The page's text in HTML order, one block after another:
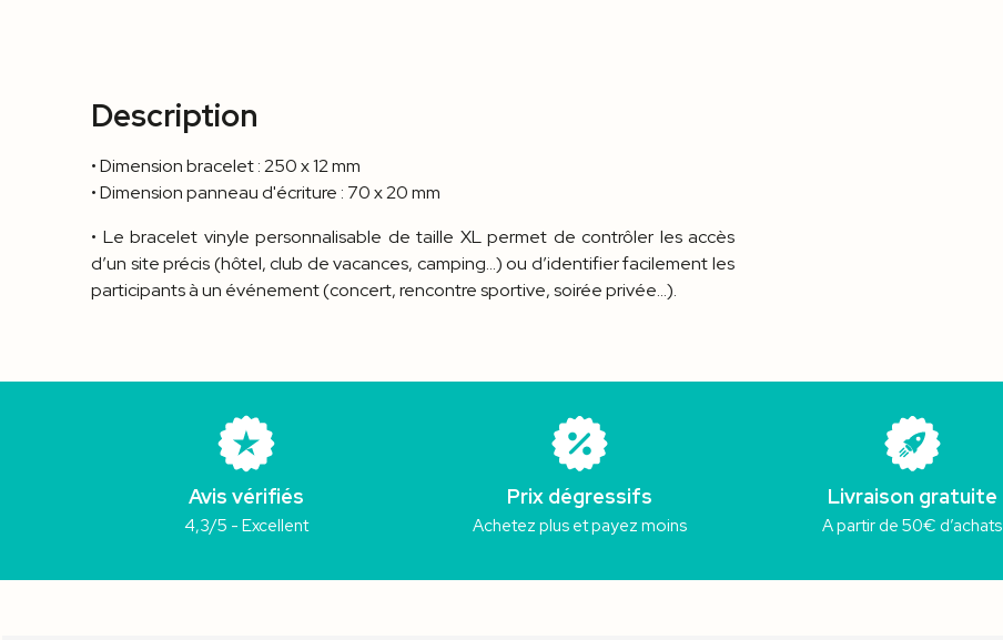
Description
• Dimension bracelet : 250 x 12 mm
• Dimension panneau d'écriture : 70 x 20 mm
• Le bracelet vinyle personnalisable de taille XL permet de contrôler les accès
d’un site précis (hôtel, club de vacances, camping…) ou d’identifier facilement les
participants à un événement (concert, rencontre sportive, soirée privée…).
Avis vérifiés
4,3/5 - Excellent
Prix dégressifs
Achetez plus et payez moins
Livraison gratuite
A partir de 50€ d’achats